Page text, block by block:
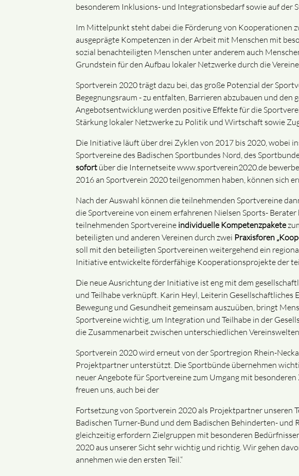
besonderem Inklusions- und Integrationsbedarf sowie auf der
Im Mittelpunkt steht dabei die Förderung von Kooperationen
ausgeprägte Kompetenzen in der Arbeit mit Menschen mit
sozial benachteiligten Menschen unter anderem auch
Grundstein für den Aufbau lokaler Netzwerke durch die
Sportverein 2020 trägt dazu bei, das große Potenzial der
Begegnungsraum - zu entfalten, Barrieren abzubauen und
Angebotsentwicklung werden positive Effekte für die
Stärkung lokaler Netzwerke zu Politik und Wirtschaft sowie
Die Initiative läuft über drei Zyklen von 2017 bis 2020, wobei
Sportvereine des Badischen Sportbundes Nord, des
sofort über die Internetseite www.sportverein2020.de
2016 an Sportverein 2020 teilgenommen haben, können sich
Nach der Auswahl können die teilnehmenden Sportvereine
die Sportvereine von einem erfahrenen Nielsen Sports- Berater
teilnehmenden Sportvereine individuelle Kompetenzpakete
beteiligten und anderen Vereinen durch zwei Praxisforen
soll mit den beteiligten Sportvereinen weitergehend ein
Initiative entwickelte förderfähige Kooperationsprojekte der
Die neue Ausrichtung der Initiative ist eng mit dem
und Teilhabe verknüpft. Karin Heyl, Leiterin Gesellschaftliches
Bewegung und Gesundheit gemeinsam auszuüben, bringt
Sportvereine wichtig, um Integration und Teilhabe in der
die Zusammenarbeit zwischen unterschiedlichen Vereinswelten
Sportverein 2020 wird erneut von der Sportregion Rhein-
Projektpartner unterstützt. Die Sportbünde übernehmen
neuer Angebote für Sportvereine zum Umgang mit
freuen uns, auch bei der
Fortsetzung von Sportverein 2020 als Projektpartner unseren
Badischen Turner-Bund und dem Badischen Behinderten-
gleichzeitig erfordern Zielgruppen mit besonderen
2020 aus unserer Sicht sehr wichtig und richtig. Wir gehen
annehmen wie den ersten Teil.“